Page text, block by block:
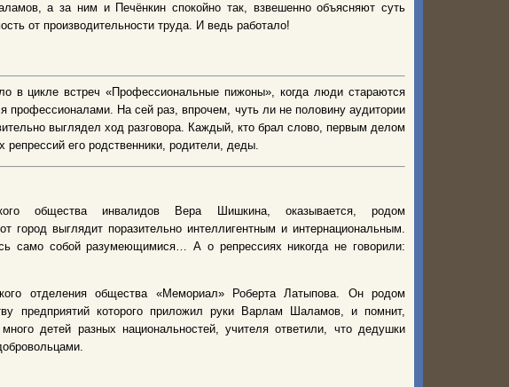
а за ним и Печёнкин спокойно так, взвешенно объясняют суть
от производительности труда. И ведь работало!
в цикле встреч «Профессиональные пижоны», когда люди стараются
профессионалами. На сей раз, впрочем, чуть ли не половину аудитории
выглядел ход разговора. Каждый, кто брал слово, первым делом
его родственники, родители, деды.
общества инвалидов Вера Шишкина, оказывается, родом
город выглядит порази­тельно интеллигентным и интернациональным.
само собой разумеющимися… А о репрессиях никогда не говорили:
отделения общества «Мемориал» Роберта Латыпова. Он родом
предприятий которого приложил руки Варлам Шаламов, и помнит,
детей разных национальностей, учителя ответили, что дедушки